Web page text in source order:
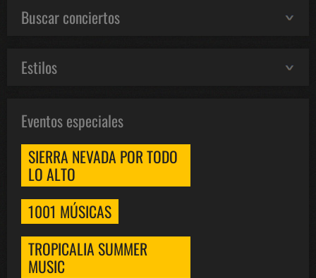
Buscar conciertos
Estilos
Eventos especiales
SIERRA NEVADA POR TODO
LO ALTO
1001 MÚSICAS
TROPICALIA SUMMER
MUSIC